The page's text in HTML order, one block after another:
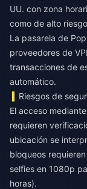
UU. con zona
como de alto
La pasarela de
proveedores de
transacciones de
automático.
Riesgos de
El acceso
requieren
ubicación se
bloqueos
selfies en 1080p
horas).